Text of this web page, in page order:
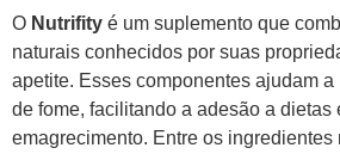
O Nutrifity é um suplemento que
naturais conhecidos por suas
apetite. Esses componentes ajudam
de fome, facilitando a adesão a dietas
emagrecimento. Entre os ingredientes